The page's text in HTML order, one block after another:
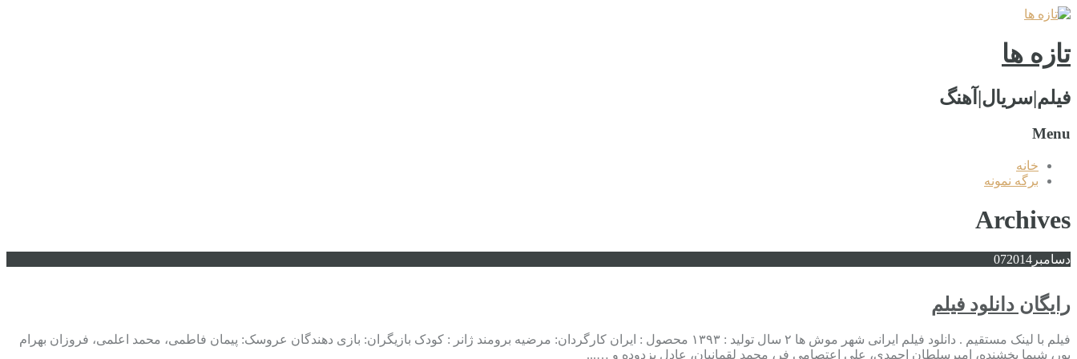
تازه ها
فیلم|سریال|آهنگ
Menu
خانه
برگه نمونه
Archives
دسامبر 072014
رایگان دانلود فیلم
فیلم با لینک مستقیم . دانلود فیلم ایرانی شهر موش ها ۲ سال تولید : ۱۳۹۳ محصول : ایران کارگردان: مرضیه برومند ژانر : کودک بازیگران: بازی دهندگان عروسک: پیمان فاطمی، محمد اعلمی، فروزان بهرام
پور، شیما بخشنده، امیرسلطان احمدی، علی اعتصامی فر، محمد لقمانیان، عادل بزدوده و …...